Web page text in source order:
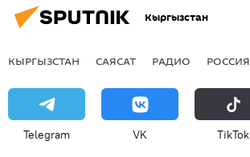
Кыргызстан
КЫРГЫЗСТАН САЯСАТ РАДИО РОССИЯ
Telegram VK ТikТоk